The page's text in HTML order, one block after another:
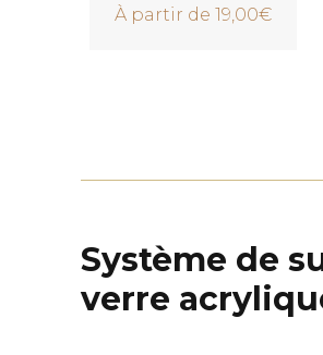
À partir de19,00€
Système de
verre